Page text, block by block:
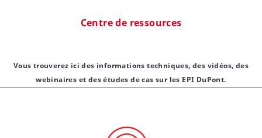
Centre de ressources
Vous trouverez ici des informations techniques, des vidéos, des
webinaires et des études de cas sur les EPI DuPont.